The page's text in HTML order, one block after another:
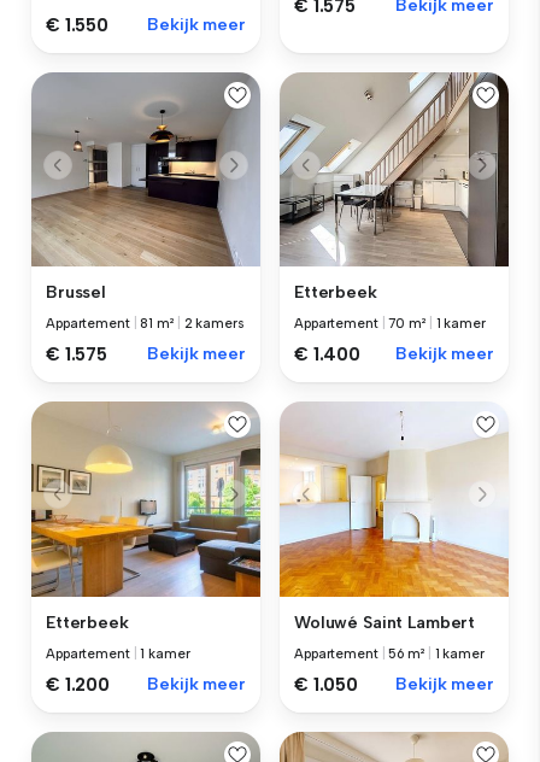
€ 1.550 Bekijk meer
€ 1.575 Bekijk meer
Brussel
Appartement |81 m² 2 kamers
€ 1.575 Bekijk meer
Etterbeek
Appartement |70 m² 1 kamer
€ 1.400 Bekijk meer
Etterbeek
Appartement |1 kamer
€ 1.200 Bekijk meer
Woluwé Saint Lambert
Appartement |56 m² 1 kamer
€ 1.050 Bekijk meer